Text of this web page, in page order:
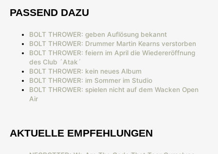
PASSEND DAZU
BOLT THROWER: geben Auflösung bekannt
BOLT THROWER: Drummer Martin Kearns verstorben
BOLT THROWER: feiern im April die Wiedereröffnung
des Club ´Atak´
BOLT THROWER: kein neues Album
BOLT THROWER: im Sommer im Studio
BOLT THROWER: spielen nicht auf dem Wacken Open
Air
AKTUELLE EMPFEHLUNGEN